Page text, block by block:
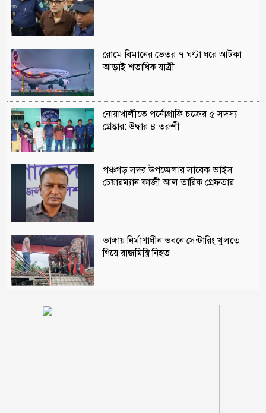
রোমে বিমানের ভেতর ৭ ঘণ্টা ধরে আটকা
আড়াই শতাধিক যাত্রী
নোয়াখালীতে পর্নোগ্রাফি চক্রের ৫ সদস্য
গ্রেপ্তার: উদ্ধার ৪ তরুণী
পঞ্চগড় সদর উপজেলার সাবেক ভাইস
চেয়ারম্যান কাজী আল তারিক গ্রেফতার
ভাঙ্গায় নির্মাণাধীন ভবনে সেন্টারিং খুলতে
গিয়ে রাজমিস্ত্রি নিহত
ঠাকূরগাঁওয়ের রাণীশংকৈলে দৃষ্টিনন্দন মডেল